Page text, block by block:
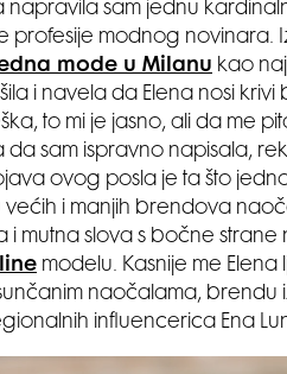
napravila sam jednu
profesije modnog novinara.
mode u Milanu kao
i navela da Elena nosi krivi
to mi je jasno, ali da me
da sam ispravno napisala,
ovog posla je ta što
i manjih brendova
i mutna slova s bočne
modelu. Kasnije me
naočalama, brendu
influencerica Ena